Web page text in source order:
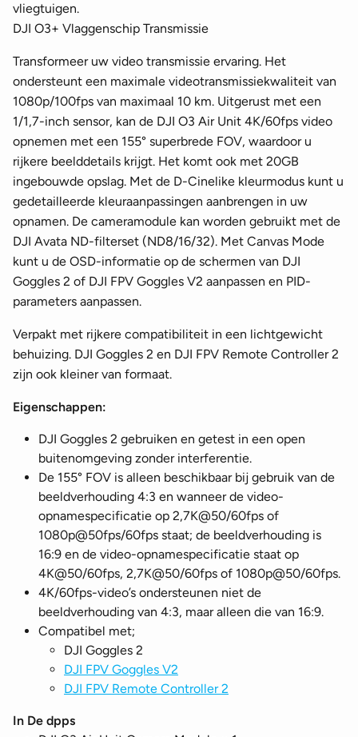
vliegtuigen.
DJI O3+ Vlaggenschip Transmissie
Transformeer uw video transmissie ervaring. Het
ondersteunt een maximale videotransmissiekwaliteit van
1080p/100fps van maximaal 10 km. Uitgerust met een
1/1,7-inch sensor, kan de DJI O3 Air Unit 4K/60fps video
opnemen met een 155° superbrede FOV, waardoor u
rijkere beelddetails krijgt. Het komt ook met 20GB
ingebouwde opslag. Met de D-Cinelike kleurmodus kunt u
gedetailleerde kleuraanpassingen aanbrengen in uw
opnamen. De cameramodule kan worden gebruikt met de
DJI Avata ND-filterset (ND8/16/32). Met Canvas Mode
kunt u de OSD-informatie op de schermen van DJI
Goggles 2 of DJI FPV Goggles V2 aanpassen en PID-
parameters aanpassen.
Verpakt met rijkere compatibiliteit in een lichtgewicht
behuizing. DJI Goggles 2 en DJI FPV Remote Controller 2
zijn ook kleiner van formaat.
Eigenschappen:
DJI Goggles 2 gebruiken en getest in een open
buitenomgeving zonder interferentie.
De 155° FOV is alleen beschikbaar bij gebruik van de
beeldverhouding 4:3 en wanneer de video-
opnamespecificatie op 2,7K@50/60fps of
1080p@50fps/60fps staat; de beeldverhouding is
16:9 en de video-opnamespecificatie staat op
4K@50/60fps, 2,7K@50/60fps of 1080p@50/60fps.
4K/60fps-video’s ondersteunen niet de
beeldverhouding van 4:3, maar alleen die van 16:9.
Compatibel met;
DJI Goggles 2
DJI FPV Goggles V2
DJI FPV Remote Controller 2
In De dpps